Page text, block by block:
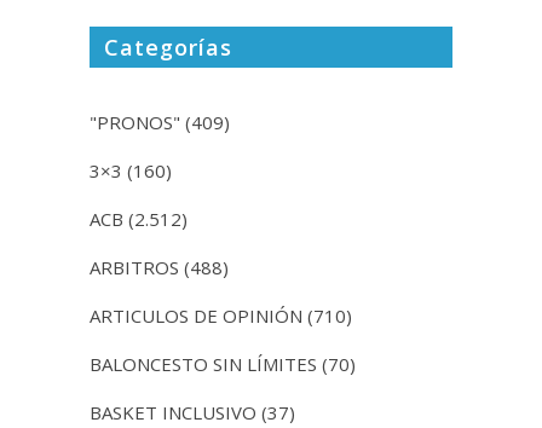
Categorías
"PRONOS" (409)
3×3 (160)
ACB (2.512)
ARBITROS (488)
ARTICULOS DE OPINIÓN (710)
BALONCESTO SIN LÍMITES (70)
BASKET INCLUSIVO (37)